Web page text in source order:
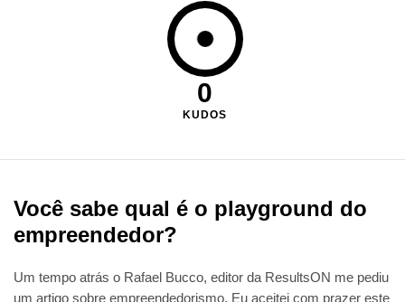
0
KUDOS
Você sabe qual é o playground do
empreendedor?
Um tempo atrás o Rafael Bucco, editor da ResultsON me pediu
um artigo sobre empreendedorismo. Eu aceitei com prazer este